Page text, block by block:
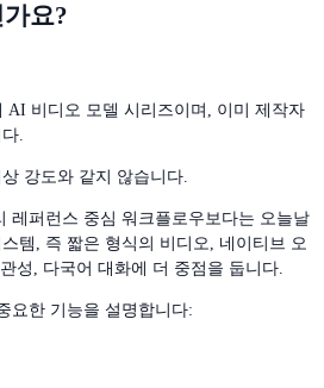
요?
AI 비디오 모델 시리즈이며, 이미 제작자
.
상 강도와 같지 않습니다.
레퍼런스 중심 워크플로우보다는 오늘날
템, 즉 짧은 형식의 비디오, 네이티브 오
성, 다국어 대화에 더 중점을 둡니다.
요한 기능을 설명합니다: